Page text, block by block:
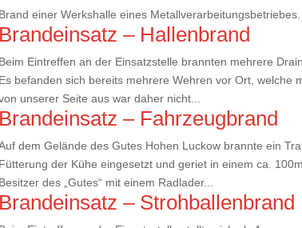
Brand einer Werkshalle eines Metallverarbeitungsbetriebes.
Brandeinsatz – Hallenbrand
Beim Eintreffen an der Einsatzstelle brannten mehrere
Es befanden sich bereits mehrere Wehren vor Ort, welche
unserer Seite aus war daher nicht...
Brandeinsatz – Fahrzeugbrand
dem Gelände des Gutes Hohen Luckow brannte ein
Fütterung der Kühe eingesetzt und geriet in einem ca.
Besitzer des „Gutes“ mit einem Radlader...
Brandeinsatz – Strohballenbrand